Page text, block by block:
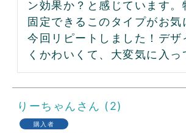
ン効果か？と感じています。
固定できるこのタイプがお気
今回リピートしました！デザ
くかわいくて、大変気に入っ
りーちゃん 2
購入者